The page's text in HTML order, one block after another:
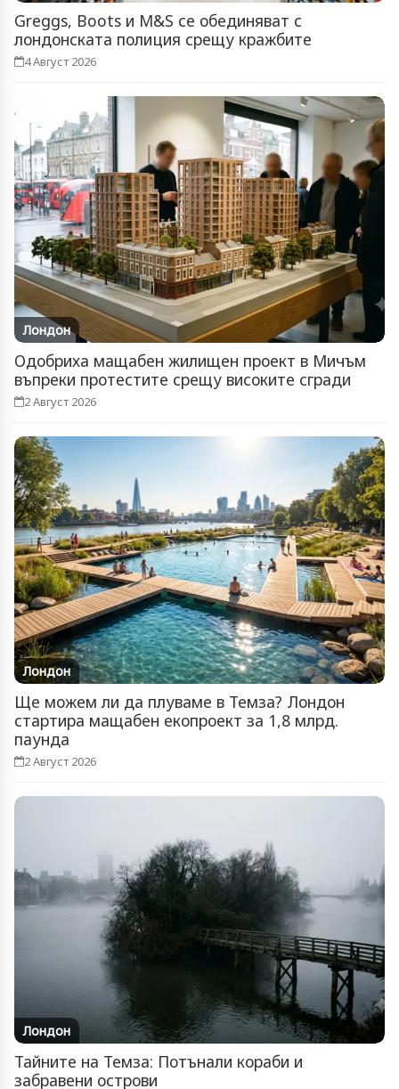
Greggs, Boots и M&S се обединяват с
лондонската полиция срещу кражбите
4 Август 2026
Лондон
Одобриха мащабен жилищен проект в Мичъм
въпреки протестите срещу високите сгради
2 Август 2026
Лондон
Ще можем ли да плуваме в Темза? Лондон
стартира мащабен екопроект за 1,8 млрд.
паунда
2 Август 2026
Лондон
Тайните на Темза: Потънали кораби и
забравени острови